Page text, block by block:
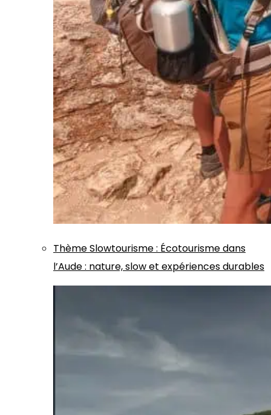
ThèmeSlowtourisme: Écotourisme dans
l’Aude : nature, slow et expériences durables